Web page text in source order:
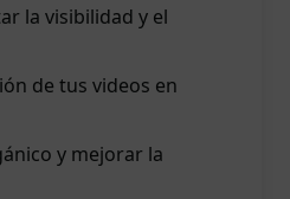
la visibilidad y el
de tus videos en
y mejorar la